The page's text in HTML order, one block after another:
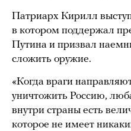
Патриарх Кирилл
в котором поддержал
Путина и призвал
сложить оружие.
«Когда враги
уничтожить Россию,
внутри страны есть
которое не имеет